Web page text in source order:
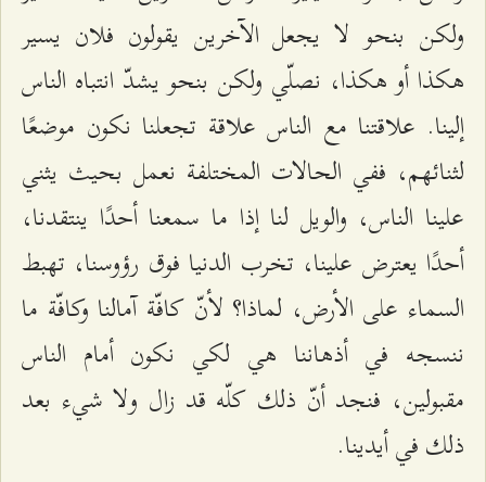
ولكن بنحو لا يجعل الآخرين يقولون فلان يسير
هكذا أو هكذا، نصلّي ولكن بنحو يشدّ انتباه الناس
إلينا. علاقتنا مع الناس علاقة تجعلنا نكون موضعًا
لثنائهم، ففي الحالات المختلفة نعمل بحيث يثني
علينا الناس، والويل لنا إذا ما سمعنا أحدًا ينتقدنا،
أحدًا يعترض علينا، تخرب الدنيا فوق رؤوسنا، تهبط
السماء على الأرض، لماذا؟ لأنّ كافّة آمالنا وكافّة ما
ننسجه في أذهاننا هي لكي نكون أمام الناس
مقبولين، فنجد أنّ ذلك كلّه قد زال ولا شيء بعد
ذلك في أيدينا.